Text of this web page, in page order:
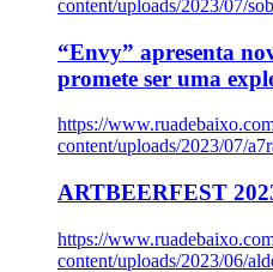
content/uploads/2023/07/
“Envy” apresenta
promete ser uma
https://
content/uploads/2023/07/
ARTBEERFEST
https://
content/uploads/2023/06/